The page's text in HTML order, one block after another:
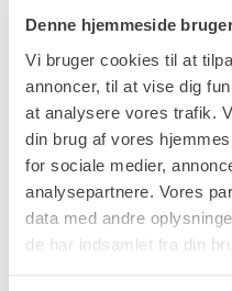
Denne hjemmeside
Vi bruger cookies til at
annoncer, til at vise dig
at analysere vores trafik.
din brug af vores
for sociale medier,
analysepartnere. Vores
data med andre
de har indsamlet fra din
Drivkraft
400v